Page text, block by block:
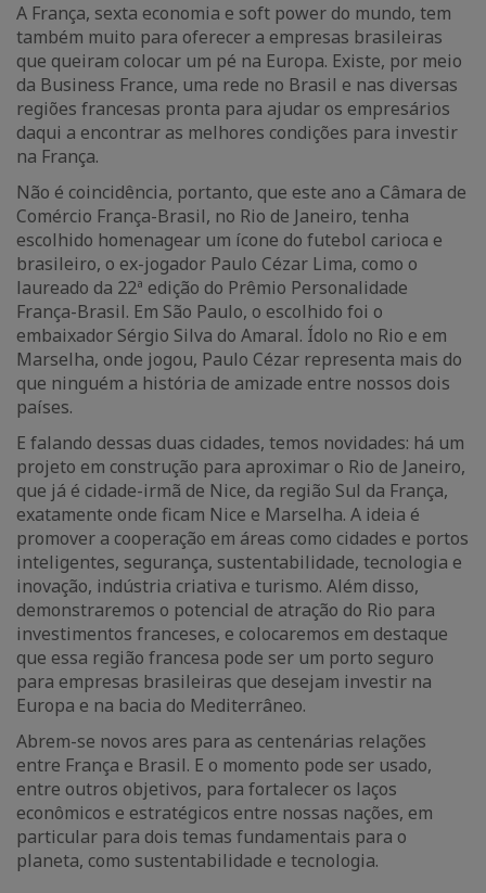
A França, sexta economia e soft power do mundo, tem
também muito para oferecer a empresas brasileiras
que queiram colocar um pé na Europa. Existe, por meio
da Business France, uma rede no Brasil e nas diversas
regiões francesas pronta para ajudar os empresários
daqui a encontrar as melhores condições para investir
na França.
Não é coincidência, portanto, que este ano a Câmara de
Comércio França-Brasil, no Rio de Janeiro, tenha
escolhido homenagear um ícone do futebol carioca e
brasileiro, o ex-jogador Paulo Cézar Lima, como o
laureado da 22ª edição do Prêmio Personalidade
França-Brasil. Em São Paulo, o escolhido foi o
embaixador Sérgio Silva do Amaral. Ídolo no Rio e em
Marselha, onde jogou, Paulo Cézar representa mais do
que ninguém a história de amizade entre nossos dois
países.
E falando dessas duas cidades, temos novidades: há um
projeto em construção para aproximar o Rio de Janeiro,
que já é cidade-irmã de Nice, da região Sul da França,
exatamente onde ficam Nice e Marselha. A ideia é
promover a cooperação em áreas como cidades e portos
inteligentes, segurança, sustentabilidade, tecnologia e
inovação, indústria criativa e turismo. Além disso,
demonstraremos o potencial de atração do Rio para
investimentos franceses, e colocaremos em destaque
que essa região francesa pode ser um porto seguro
para empresas brasileiras que desejam investir na
Europa e na bacia do Mediterrâneo.
Abrem-se novos ares para as centenárias relações
entre França e Brasil. E o momento pode ser usado,
entre outros objetivos, para fortalecer os laços
econômicos e estratégicos entre nossas nações, em
particular para dois temas fundamentais para o
planeta, como sustentabilidade e tecnologia.